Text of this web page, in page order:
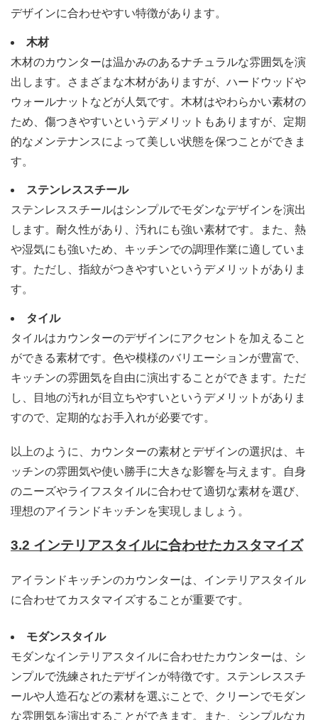
デザインに合わせやすい特徴があります。
木材
木材のカウンターは温かみのあるナチュラルな雰囲気を演
出します。さまざまな木材がありますが、ハードウッドや
ウォールナットなどが人気です。木材はやわらかい素材の
ため、傷つきやすいというデメリットもありますが、定期
的なメンテナンスによって美しい状態を保つことができま
す。
ステンレススチール
ステンレススチールはシンプルでモダンなデザインを演出
します。耐久性があり、汚れにも強い素材です。また、熱
や湿気にも強いため、キッチンでの調理作業に適していま
す。ただし、指紋がつきやすいというデメリットがありま
す。
タイル
タイルはカウンターのデザインにアクセントを加えること
ができる素材です。色や模様のバリエーションが豊富で、
キッチンの雰囲気を自由に演出することができます。ただ
し、目地の汚れが目立ちやすいというデメリットがありま
すので、定期的なお手入れが必要です。
以上のように、カウンターの素材とデザインの選択は、キ
ッチンの雰囲気や使い勝手に大きな影響を与えます。自身
のニーズやライフスタイルに合わせて適切な素材を選び、
理想のアイランドキッチンを実現しましょう。
3.2 インテリアスタイルに合わせたカスタマイズ
アイランドキッチンのカウンターは、インテリアスタイル
に合わせてカスタマイズすることが重要です。
モダンスタイル
モダンなインテリアスタイルに合わせたカウンターは、シ
ンプルで洗練されたデザインが特徴です。ステンレススチ
ールや人造石などの素材を選ぶことで、クリーンでモダン
な雰囲気を演出することができます。また、シンプルなカ